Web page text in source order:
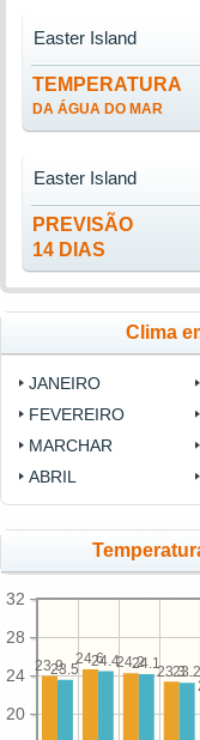
TEMPERATURA
DA ÁGUA DO MAR
Easter Island
PREVISÃO
14 DIAS
Easter Island
Clima
JANEIRO
FEVEREIRO
MARCHAR
ABRIL
20
24
28
32
23.3
24.2
24.6
23.9
24.1
24.4
23.5